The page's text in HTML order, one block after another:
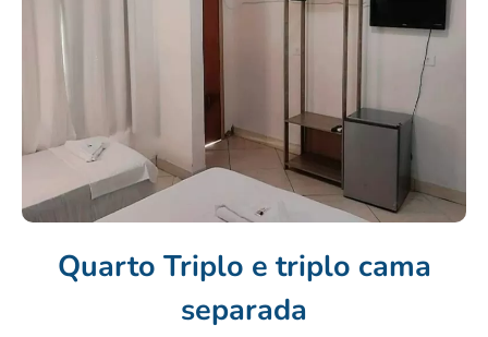
Quarto Triplo e triplo cama
separada